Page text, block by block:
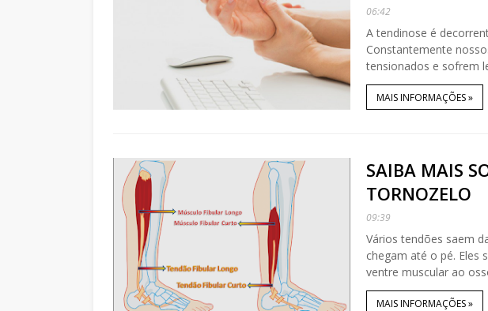
06:42
A tendinose é
Constantemente
tensionados e sofrem
MAIS INFORMAÇÕES »
SAIBA MAIS
TORNOZELO
09:39
Vários tendões saem
chegam até o pé. Eles
ventre muscular ao
MAIS INFORMAÇÕES »